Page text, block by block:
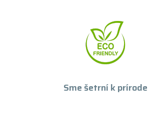
Sme šetrní k prírode